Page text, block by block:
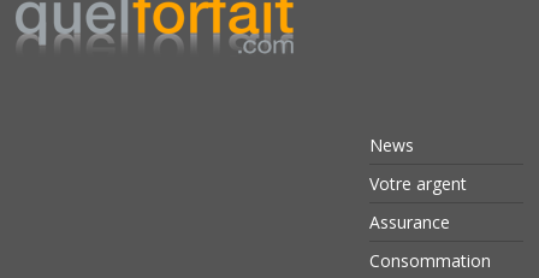
News
Votre argent
Assurance
Consommation